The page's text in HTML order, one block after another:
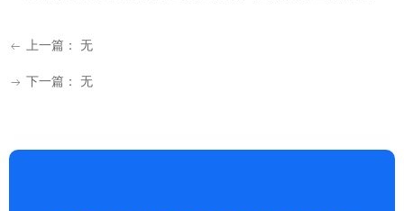
ꂃ 上一篇： 无
ꁹ 下一篇： 无